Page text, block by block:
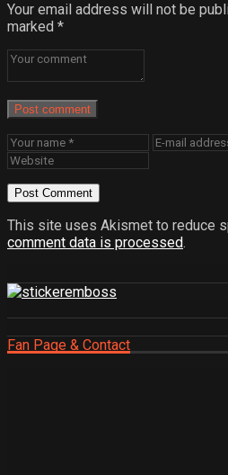
Your email address will not be
marked *
Post comment
This site uses Akismet to reduce
comment data is processed.
Fan Page & Contact